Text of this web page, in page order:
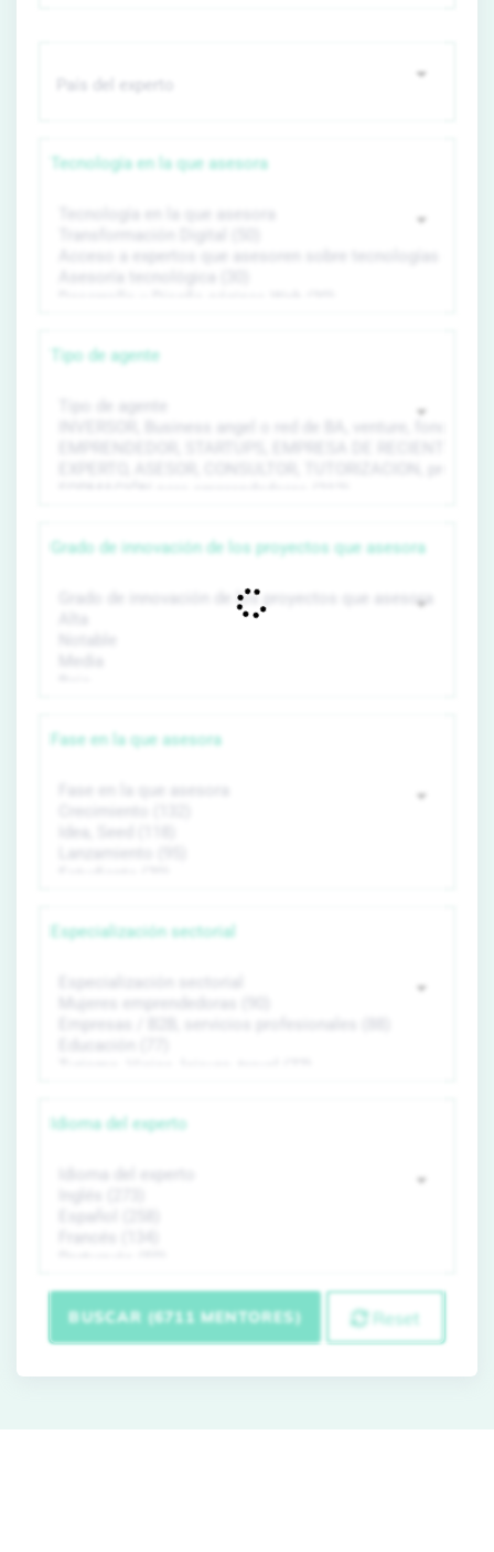
Tecnología en la que asesora
Tipo de agente
Grado de innovación de los proyectos que asesora
Fase en la que asesora
Especialización sectorial
Idioma del experto
BUSCAR (6711 MENTORES) Reset